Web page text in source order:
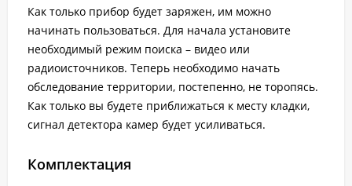
Как только прибор будет заряжен, им можно
начинать пользоваться. Для начала установите
необходимый режим поиска – видео или
радиоисточников. Теперь необходимо начать
обследование территории, постепенно, не торопясь.
Как только вы будете приближаться к месту кладки,
сигнал детектора камер будет усиливаться.
Комплектация